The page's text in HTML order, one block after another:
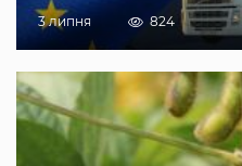
3 липня 824